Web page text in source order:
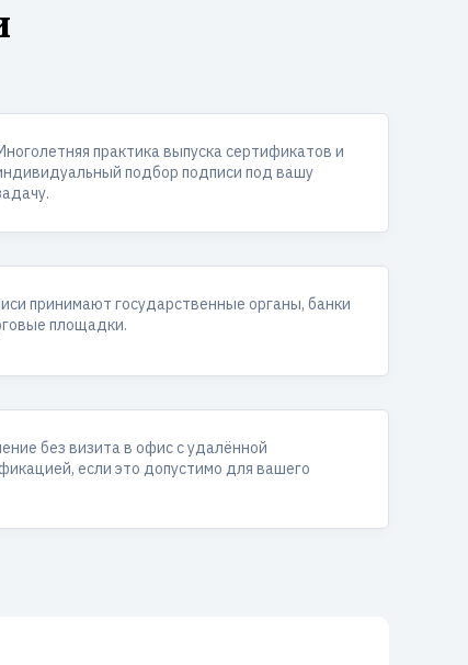
практика выпуска сертификатов и
подбор подписи под вашу
принимают государственные органы, банки
площадки.
без визита в офис с удалённой
если это допустимо для вашего